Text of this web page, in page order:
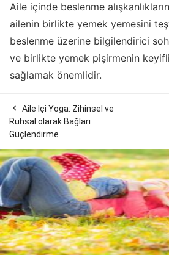
Aile içinde beslenme
ailenin birlikte yemek yemesini
beslenme üzerine bilgilendirici
ve birlikte yemek pişirmenin
sağlamak önemlidir.
 Aile İçi Yoga: Zihinsel ve
Ruhsal olarak Bağları
Güçlendirme